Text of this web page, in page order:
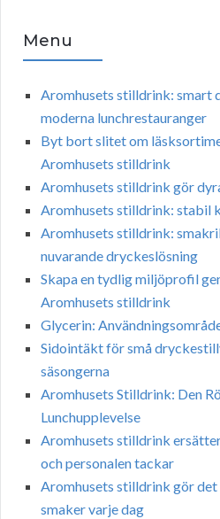
Menu
Aromhusets stilldrink: smart
moderna lunchrestauranger
Byt bort slitet om
Aromhusets stilldrink
Aromhusets stilldrink gör
Aromhusets stilldrink: stabil
Aromhusets stilldrink:
nuvarande dryckeslösning
Skapa en tydlig miljöprofil
Aromhusets stilldrink
Glycerin:
Sidointäkt för små
säsongerna
Aromhusets Stilldrink: Den
Lunchupplevelse
Aromhusets stilldrink
och personalen tackar
Aromhusets stilldrink gör
smaker varje dag